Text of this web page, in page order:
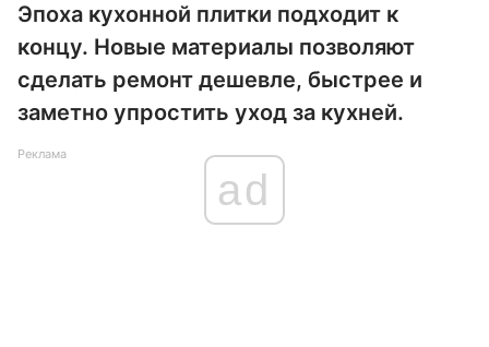
Эпоха кухонной плитки подходит к
концу. Новые материалы позволяют
сделать ремонт дешевле, быстрее и
заметно упростить уход за кухней.
Реклама
ad